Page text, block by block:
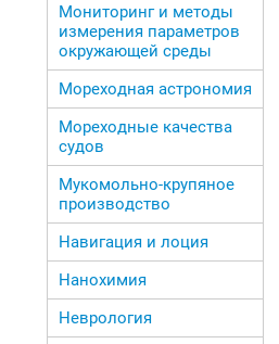
Мониторинг и методы
измерения параметров
окружающей среды
Мореходная астрономия
Мореходные качества
судов
Мукомольно-крупяное
производство
Навигация и лоция
Нанохимия
Неврология